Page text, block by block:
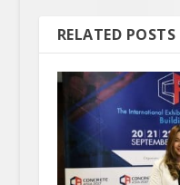
RELATED POSTS